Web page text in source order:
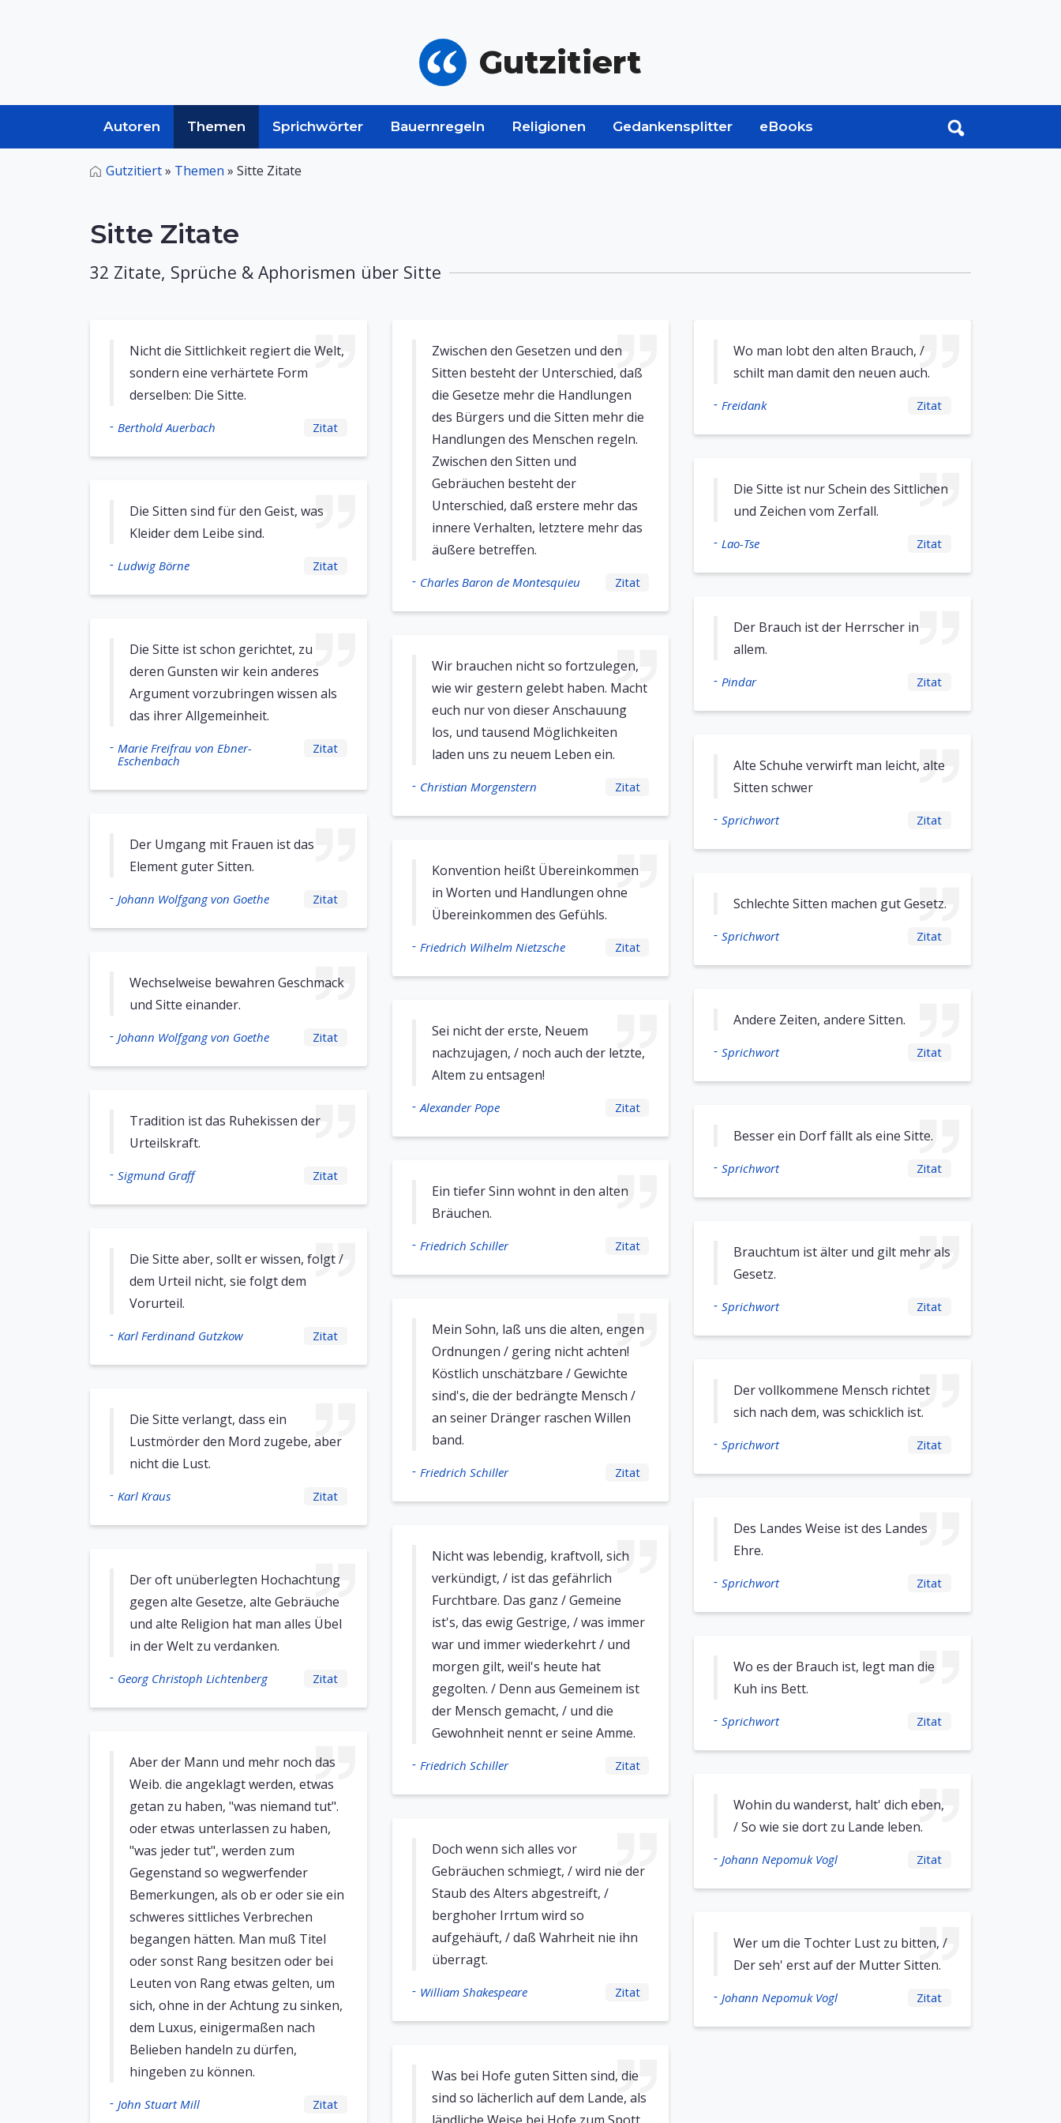
Gutzitiert
Autoren Themen Sprichwörter Bauernregeln Religionen Gedankensplitter eBooks
Gutzitiert» Themen » Sitte Zitate
Sitte Zitate
32 Zitate, Sprüche & Aphorismen über Sitte
Nicht die Sittlichkeit regiert die Welt,
sondern eine verhärtete Form
derselben: Die Sitte.
- Berthold Auerbach Zitat
Die Sitten sind für den Geist, was
Kleider dem Leibe sind.
- Ludwig Börne Zitat
Die Sitte ist schon gerichtet, zu
deren Gunsten wir kein anderes
Argument vorzubringen wissen als
das ihrer Allgemeinheit.
- Marie Freifrau von Ebner-
Eschenbach
Zitat
Der Umgang mit Frauen ist das
Element guter Sitten.
- Johann Wolfgang von Goethe Zitat
Wechselweise bewahren Geschmack
und Sitte einander.
- Johann Wolfgang von Goethe Zitat
Tradition ist das Ruhekissen der
Urteilskraft.
- Sigmund Graff Zitat
Die Sitte aber, sollt er wissen, folgt /
dem Urteil nicht, sie folgt dem
Vorurteil.
- Karl Ferdinand Gutzkow Zitat
Die Sitte verlangt, dass ein
Lustmörder den Mord zugebe, aber
nicht die Lust.
- Karl Kraus Zitat
Der oft unüberlegten Hochachtung
gegen alte Gesetze, alte Gebräuche
und alte Religion hat man alles Übel
in der Welt zu verdanken.
- Georg Christoph Lichtenberg Zitat
Aber der Mann und mehr noch das
Weib. die angeklagt werden, etwas
getan zu haben, "was niemand tut".
oder etwas unterlassen zu haben,
"was jeder tut", werden zum
Gegenstand so wegwerfender
Bemerkungen, als ob er oder sie ein
schweres sittliches Verbrechen
begangen hätten. Man muß Titel
oder sonst Rang besitzen oder bei
Leuten von Rang etwas gelten, um
sich, ohne in der Achtung zu sinken,
dem Luxus, einigermaßen nach
Belieben handeln zu dürfen,
hingeben zu können.
- John Stuart Mill Zitat
Zwischen den Gesetzen und den
Sitten besteht der Unterschied, daß
die Gesetze mehr die Handlungen
des Bürgers und die Sitten mehr die
Handlungen des Menschen regeln.
Zwischen den Sitten und
Gebräuchen besteht der
Unterschied, daß erstere mehr das
innere Verhalten, letztere mehr das
äußere betreffen.
- Charles Baron de Montesquieu Zitat
Wir brauchen nicht so fortzulegen,
wie wir gestern gelebt haben. Macht
euch nur von dieser Anschauung
los, und tausend Möglichkeiten
laden uns zu neuem Leben ein.
- Christian Morgenstern Zitat
Konvention heißt Übereinkommen
in Worten und Handlungen ohne
Übereinkommen des Gefühls.
- Friedrich Wilhelm Nietzsche Zitat
Sei nicht der erste, Neuem
nachzujagen, / noch auch der letzte,
Altem zu entsagen!
- Alexander Pope Zitat
Ein tiefer Sinn wohnt in den alten
Bräuchen.
- Friedrich Schiller Zitat
Mein Sohn, laß uns die alten, engen
Ordnungen / gering nicht achten!
Köstlich unschätzbare / Gewichte
sind's, die der bedrängte Mensch /
an seiner Dränger raschen Willen
band.
- Friedrich Schiller Zitat
Nicht was lebendig, kraftvoll, sich
verkündigt, / ist das gefährlich
Furchtbare. Das ganz / Gemeine
ist's, das ewig Gestrige, / was immer
war und immer wiederkehrt / und
morgen gilt, weil's heute hat
gegolten. / Denn aus Gemeinem ist
der Mensch gemacht, / und die
Gewohnheit nennt er seine Amme.
- Friedrich Schiller Zitat
Doch wenn sich alles vor
Gebräuchen schmiegt, / wird nie der
Staub des Alters abgestreift, /
berghoher Irrtum wird so
aufgehäuft, / daß Wahrheit nie ihn
überragt.
- William Shakespeare Zitat
Was bei Hofe guten Sitten sind, die
sind so lächerlich auf dem Lande, als
Wo man lobt den alten Brauch, /
schilt man damit den neuen auch.
- Freidank Zitat
Die Sitte ist nur Schein des Sittlichen
und Zeichen vom Zerfall.
- Lao-Tse Zitat
Der Brauch ist der Herrscher in
allem.
- Pindar Zitat
Alte Schuhe verwirft man leicht, alte
Sitten schwer
- Sprichwort Zitat
Schlechte Sitten machen gut Gesetz.
- Sprichwort Zitat
Andere Zeiten, andere Sitten.
- Sprichwort Zitat
Besser ein Dorf fällt als eine Sitte.
- Sprichwort Zitat
Brauchtum ist älter und gilt mehr als
Gesetz.
- Sprichwort Zitat
Der vollkommene Mensch richtet
sich nach dem, was schicklich ist.
- Sprichwort Zitat
Des Landes Weise ist des Landes
Ehre.
- Sprichwort Zitat
Wo es der Brauch ist, legt man die
Kuh ins Bett.
- Sprichwort Zitat
Wohin du wanderst, halt' dich eben,
/ So wie sie dort zu Lande leben.
- Johann Nepomuk Vogl Zitat
Wer um die Tochter Lust zu bitten, /
Der seh' erst auf der Mutter Sitten.
- Johann Nepomuk Vogl Zitat